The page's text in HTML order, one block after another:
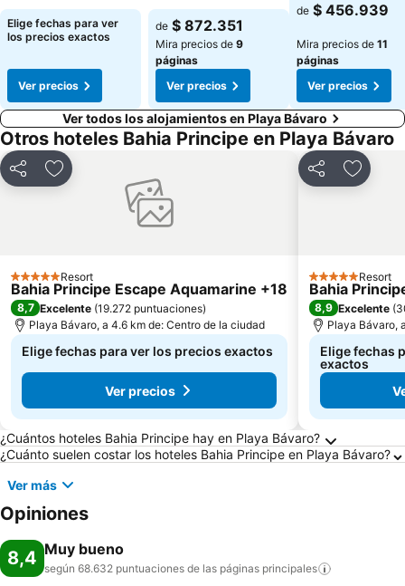
Elige fechas para ver
los precios exactos
Ver precios
de $ 872.351
Mira precios de 9
páginas
Ver precios
de $ 456.939
Mira precios de 11
páginas
Ver precios
Ver todos los alojamientos en Playa Bávaro
Otros hoteles Bahia Principe en Playa Bávaro
CompartirAgregar a favoritos
5 EstrellasResort
Bahia Principe Escape Aquamarine +18
8,7 Excelente (19.272 puntuaciones)
Playa Bávaro, a 4.6 km de: Centro de la ciudad
Elige fechas para ver los precios exactos
Ver precios
Compartir
5 EstrellasResort
Bahia
8,9 Excelente (
Playa Bávaro,
Elige fechas
exactos
Preguntas frecuentes sobre Playa Bávaro
¿Cuántos hoteles Bahia Principe hay en Playa Bávaro?
¿Cuánto suelen costar los hoteles Bahia Principe en Playa Bávaro?
Ver más
Opiniones
8,4 Muy bueno
según 68.632 puntuaciones de las páginas principales